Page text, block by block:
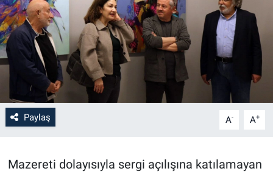
Paylaş A- A+
Mazereti dolayısıyla sergi açılışına katılamayan